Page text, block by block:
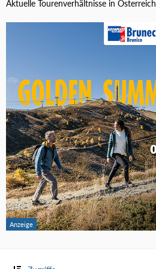
Aktuelle Tourenverhältnisse in Österreich